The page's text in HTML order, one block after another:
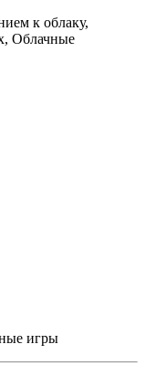
к облаку,
Облачные
игры